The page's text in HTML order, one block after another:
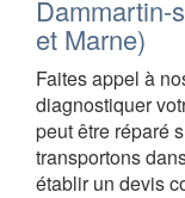
Dammartin-
et Marne)
Faites appel à
diagnostiquer
peut être réparé
transportons
établir un devis